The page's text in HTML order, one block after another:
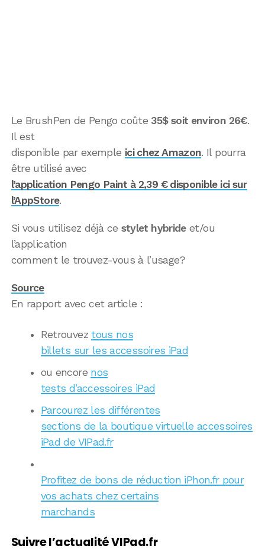
Le BrushPen de Pengo coûte 35$ soit environ 26€.
Il est
disponible par exemple ici chez Amazon. Il pourra
être utilisé avec
l’application Pengo Paint à 2,39 € disponible ici sur
l’AppStore.
Si vous utilisez déjà ce stylet hybrideet/ou
l’application
comment le trouvez-vous à l’usage?
Source
En rapport avec cet article :
Retrouvez tous nos
billets sur les accessoires iPad
ou encore nos
tests d’accessoires iPad
Parcourez les différentes
sections de la boutique virtuelle accessoires
iPad de VIPad.fr
Profitez de bons de réduction iPhon.fr pour
vos achats chez certains
marchands
Suivre l’actualité VIPad.fr